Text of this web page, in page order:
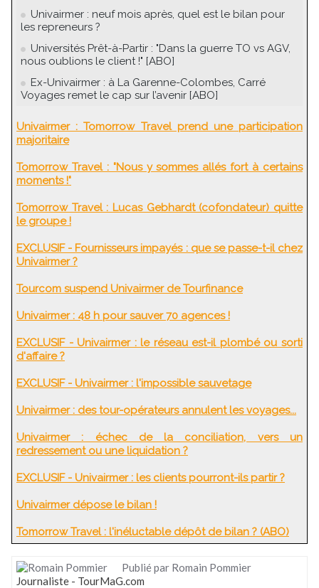
Univairmer : neuf mois après, quel est le bilan pour
les repreneurs ?
Universités Prêt-à-Partir : "Dans la guerre TO vs AGV,
nous oublions le client !" [ABO]
Ex-Univairmer : à La Garenne-Colombes, Carré
Voyages remet le cap sur l’avenir [ABO]
Univairmer : Tomorrow Travel prend une participation
majoritaire
Tomorrow Travel : "Nous y sommes allés fort à certains
moments !"
Tomorrow Travel : Lucas Gebhardt (cofondateur) quitte
le groupe !
EXCLUSIF - Fournisseurs impayés : que se passe-t-il chez
Univairmer ?
Tourcom suspend Univairmer de Tourfinance
Univairmer : 48 h pour sauver 70 agences !
EXCLUSIF - Univairmer : le réseau est-il plombé ou sorti
d'affaire ?
EXCLUSIF - Univairmer : l'impossible sauvetage
Univairmer : des tour-opérateurs annulent les voyages...
Univairmer : échec de la conciliation, vers un
redressement ou une liquidation ?
EXCLUSIF - Univairmer : les clients pourront-ils partir ?
Univairmer dépose le bilan !
Tomorrow Travel : l'inéluctable dépôt de bilan ? (ABO)
Publié par Romain Pommier
Journaliste - TourMaG.com